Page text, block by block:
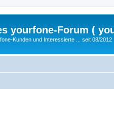
yourfone-Forum (
Kunden und Interessierte ... seit 08/2012